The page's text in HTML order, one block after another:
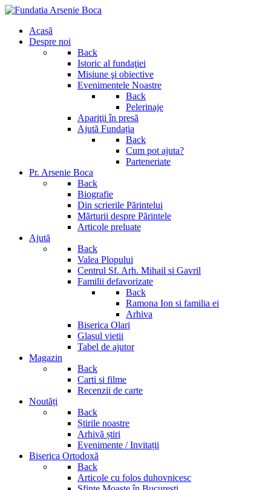
Acasă
Despre noi
Back
Istoric al fundaţiei
Misiune şi obiective
Evenimentele Noastre
Back
Pelerinaje
Apariţii în presă
Ajută Fundația
Back
Cum pot ajuta?
Parteneriate
Pr. Arsenie Boca
Back
Biografie
Din scrierile Părintelui
Mărturii despre Părintele
Articole preluate
Ajută
Back
Valea Plopului
Centrul Sf. Arh. Mihail si Gavril
Familii defavorizate
Back
Ramona Ion si familia ei
Arhiva
Biserica Olari
Glasul vietii
Tabel de ajutor
Magazin
Back
Carti si filme
Recenzii de carte
Noutăți
Back
Știrile noastre
Arhivă știri
Evenimente / Invitații
Biserica Ortodoxă
Back
Articole cu folos duhovnicesc